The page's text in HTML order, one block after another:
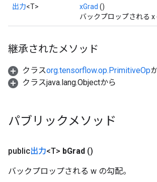
出力<T> xGrad ()
バックプロップされる x
継承されたメソッド
クラスorg.tensorflow.op.PrimitiveOp
クラスjava.lang.Objectから
パブリックメソッド
public出力<T> bGrad ()
バックプロップされる w の勾配。